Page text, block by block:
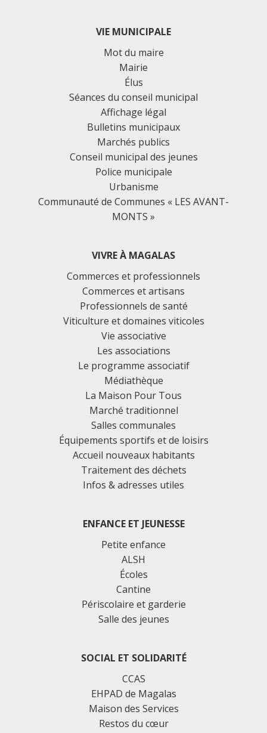
VIE MUNICIPALE
Mot du maire
Mairie
Élus
Séances du conseil municipal
Affichage légal
Bulletins municipaux
Marchés publics
Conseil municipal des jeunes
Police municipale
Urbanisme
Communauté de Communes « LES AVANT-
MONTS »
VIVRE À MAGALAS
Commerces et professionnels
Commerces et artisans
Professionnels de santé
Viticulture et domaines viticoles
Vie associative
Les associations
Le programme associatif
Médiathèque
La Maison Pour Tous
Marché traditionnel
Salles communales
Équipements sportifs et de loisirs
Accueil nouveaux habitants
Traitement des déchets
Infos & adresses utiles
ENFANCE ET JEUNESSE
Petite enfance
ALSH
Écoles
Cantine
Périscolaire et garderie
Salle des jeunes
SOCIAL ET SOLIDARITÉ
CCAS
EHPAD de Magalas
Maison des Services
Restos du cœur